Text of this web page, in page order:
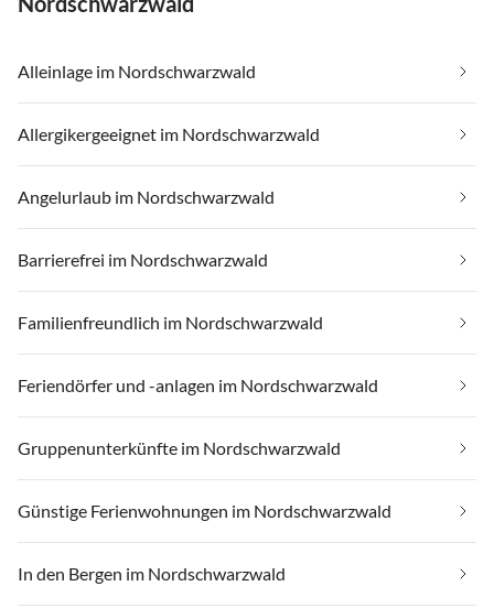
Alleinlage im Nordschwarzwald
Allergikergeeignet im Nordschwarzwald
Angelurlaub im Nordschwarzwald
Barrierefrei im Nordschwarzwald
Familienfreundlich im Nordschwarzwald
Feriendörfer und -anlagen im Nordschwarzwald
Gruppenunterkünfte im Nordschwarzwald
Günstige Ferienwohnungen im Nordschwarzwald
In den Bergen im Nordschwarzwald